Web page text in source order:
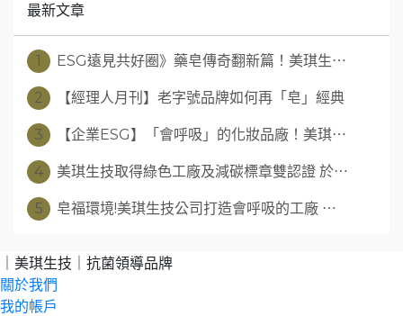
最新文章
1 ESG遠見共好圈》藥皂傳奇翻新篇！美琪生⋯
2 【經理人月刊】老字號品牌如何再「皂」經典
3 【企業ESG】「會呼吸」的化妝品廠！美琪⋯
4 美琪生技取得綠色工廠及減碳標章雙認證 於⋯
5 皂福環境!美琪生技公司打造會呼吸的工廠 ⋯
｜美琪生技｜抗菌領導品牌
關於我們
我的帳戶